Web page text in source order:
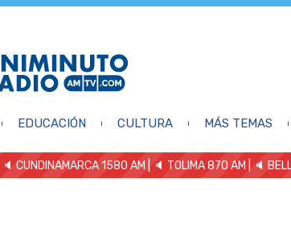
EDUCACIÓN CULTURA MÁS TEMAS
| 🔈 CUNDINAMARCA 1580 AM | 🔈 TOLIMA 870 AM | 🔈